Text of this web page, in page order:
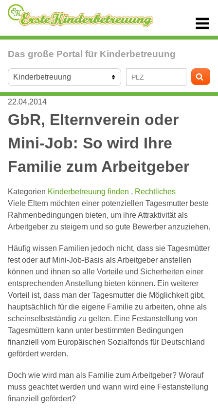
Das große Portal für Kinderbetreuung
22.04.2014
GbR, Elternverein oder
Mini-Job: So wird Ihre
Familie zum Arbeitgeber
Kategorien Kinderbetreuung finden , Rechtliches
Viele Eltern möchten einer potenziellen Tagesmutter beste
Rahmenbedingungen bieten, um ihre Attraktivität als
Arbeitgeber zu steigern und so gute Bewerber anzuziehen.
Häufig wissen Familien jedoch nicht, dass sie Tagesmütter
fest oder auf Mini-Job-Basis als Arbeitgeber anstellen
können und ihnen so alle Vorteile und Sicherheiten einer
entsprechenden Anstellung bieten können. Ein weiterer
Vorteil ist, dass man der Tagesmutter die Möglichkeit gibt,
hauptsächlich für die eigene Familie zu arbeiten, ohne als
scheinselbstständig zu gelten. Eine Festanstellung von
Tagesmüttern kann unter bestimmten Bedingungen
finanziell vom Europäischen Sozialfonds für Deutschland
gefördert werden.
Doch wie wird man als Familie zum Arbeitgeber? Worauf
muss geachtet werden und wann wird eine Festanstellung
finanziell gefördert?